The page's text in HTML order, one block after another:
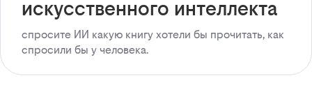
искусственного интеллекта
спросите ИИ какую книгу хотели бы прочитать, как
спросили бы у человека.